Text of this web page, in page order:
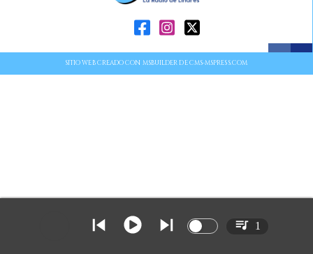
SITIO WEB CREADO CON MSBUILDER DE CMS-MSPRESS.COM
1